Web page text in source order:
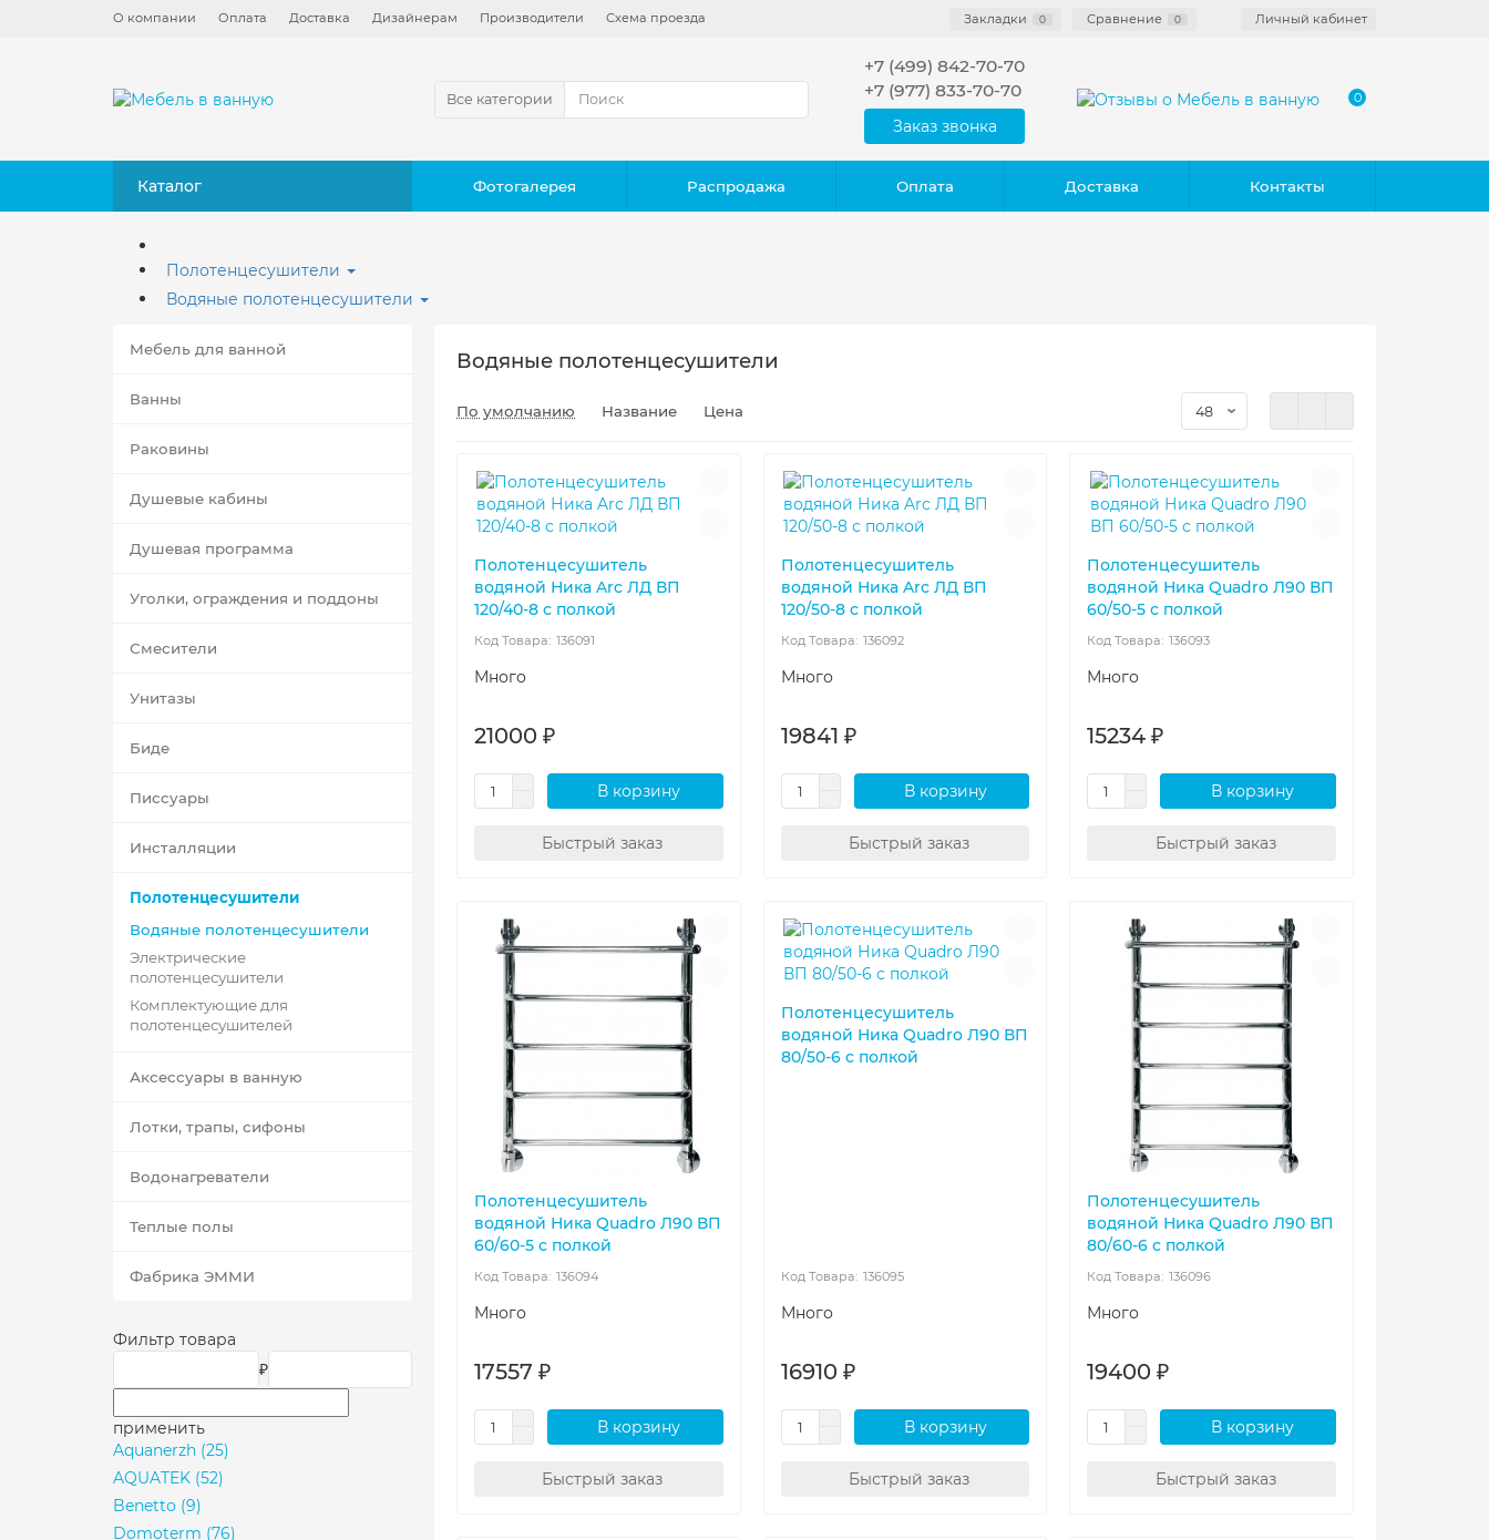
О компании Оплата Доставка Дизайнерам Производители Схема проезда Закладки 0 Сравнение 0 Личный кабинет
Все категории
+7 (499) 842-70-70
+7 (977) 833-70-70
Заказ звонка
0
Каталог Фотогалерея Распродажа Оплата Доставка Контакты
Полотенцесушители
Водяные полотенцесушители
Мебель для ванной
Ванны
Раковины
Душевые кабины
Душевая программа
Уголки, ограждения и поддоны
Смесители
Унитазы
Биде
Писсуары
Инсталляции
Полотенцесушители
Водяные полотенцесушители
Электрические
полотенцесушители
Комплектующие для
полотенцесушителей
Аксессуары в ванную
Лотки, трапы, сифоны
Водонагреватели
Теплые полы
Фабрика ЭММИ
Фильтр товара
₽
применить
Aquanerzh (25)
AQUATEK (52)
Benetto (9)
Domoterm (76)
Водяные полотенцесушители
По умолчанию Название Цена
Полотенцесушитель
водяной Ника Arc ЛД ВП
120/40-8 с полкой
136091
Много
21000 ₽
В корзину
Быстрый заказ
Полотенцесушитель
водяной Ника Arc ЛД ВП
120/50-8 с полкой
136092
Много
19841 ₽
В корзину
Быстрый заказ
Полотенцесушитель
водяной Ника Quadro Л90 ВП
60/50-5 с полкой
136093
Много
15234 ₽
В корзину
Быстрый заказ
Полотенцесушитель
водяной Ника Quadro Л90 ВП
60/60-5 с полкой
136094
Много
17557 ₽
В корзину
Быстрый заказ
Полотенцесушитель
водяной Ника Quadro Л90 ВП
80/50-6 с полкой
136095
Много
16910 ₽
В корзину
Быстрый заказ
Полотенцесушитель
водяной Ника Quadro Л90 ВП
80/60-6 с полкой
136096
Много
19400 ₽
В корзину
Быстрый заказ